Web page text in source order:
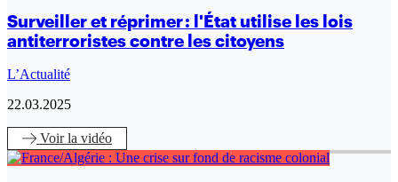
Surveiller et réprimer : l'État utilise les lois
antiterroristes contre les citoyens
L’Actualité
22.03.2025
Voirla vidéo